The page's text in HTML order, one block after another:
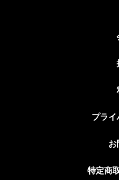
プラ
お
特定商